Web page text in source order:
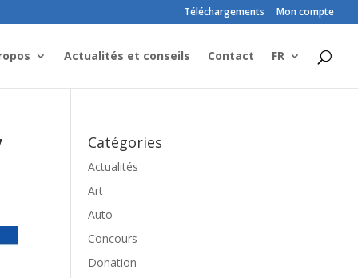
Téléchargements Mon compte
Actualités et conseils Contact FR
Catégories
Actualités
Art
Auto
Concours
Donation